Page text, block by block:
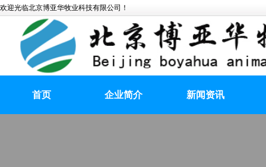
欢迎光临北京博亚华牧业科技有限公司！
首页 企业简介 新闻资讯